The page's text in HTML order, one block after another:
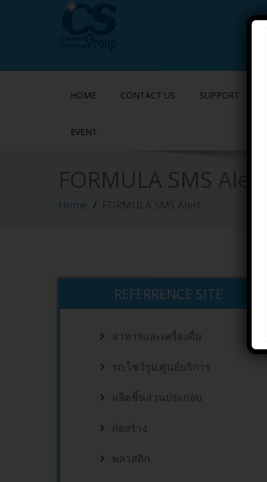
HOME CONTACT US SUPPORT
EVENT
FORMULA SMS Alert
Home FORMULA SMS Alert
REFERRENCE SITE
อาหารและเครื่องดื่ม
รถ,โชว์รูม,ศูนย์บริการ
ผลิตชิ้นส่วนประกอบ
ก่อสร้าง
พลาสติก